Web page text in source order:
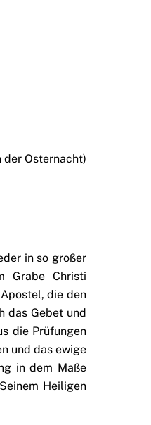
der Osternacht)
in so großer
Grabe Christi
die den
das Gebet und
die Prüfungen
und das ewige
in dem Maße
Heiligen